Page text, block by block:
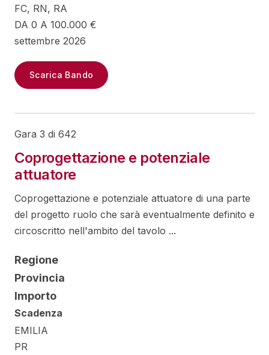
FC, RN, RA
DA 0 A 100.000 €
settembre 2026
Scarica Bando
Gara 3 di 642
Coprogettazione e potenziale
attuatore
Coprogettazione e potenziale attuatore di una parte
del progetto ruolo che sarà eventualmente definito e
circoscritto nell'ambito del tavolo ...
Regione
Provincia
Importo
Scadenza
EMILIA
PR